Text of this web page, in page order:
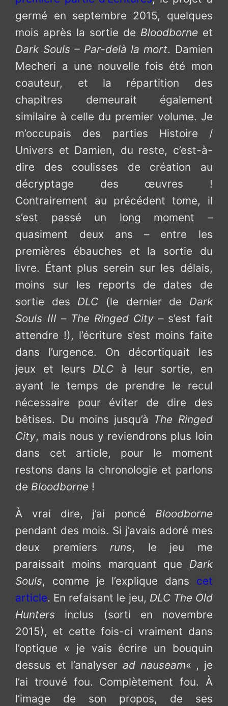
germé en septembre 2015, quelques
mois après la sortie de Bloodborneet
Dark Souls – Par-delà la mort. Damien
Mecheri a une nouvelle fois été mon
coauteur, et la répartition des
chapitres demeurait également
similaire à celle du premier volume. Je
m’occupais des parties Histoire /
Univers et Damien, du reste, c’est-à-
dire des coulisses de création au
décryptage des œuvres !
Contrairement au précédent tome, il
s’est passé un long moment –
quasiment deux ans – entre les
premières ébauches et la sortie du
livre. Étant plus serein sur les délais,
moins sur les reports de dates de
sortie des DLC (le dernier de Dark
Souls III – The Ringed City – s’est fait
attendre !), l’écriture s’est moins faite
dans l’urgence. On décortiquait les
jeux et leurs DLC à leur sortie, en
ayant le temps de prendre le recul
nécessaire pour éviter de dire des
bêtises. Du moins jusqu’à The Ringed
City, mais nous y reviendrons plus loin
dans cet article, pour le moment
restons dans la chronologie et parlons
de Bloodborne !
À vrai dire, j’ai poncé Bloodborne
pendant des mois. Si j’avais adoré mes
deux premiersruns, le jeu me
paraissait moins marquant que Dark
Souls, comme je l’explique dans cet
article. En refaisant le jeu, DLC The Old
Hunters inclus (sorti en novembre
2015), et cette fois-ci vraiment dans
l’optique « je vais écrire un bouquin
dessus et l’analyser ad nauseam« , je
l’ai trouvé fou. Complètement fou. À
l’image de son propos, de ses